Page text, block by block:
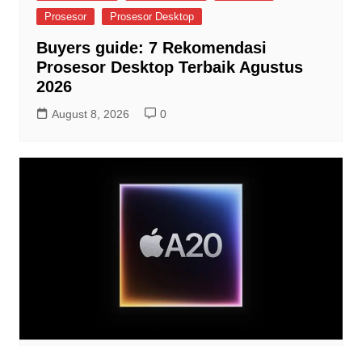
Prosesor
Prosesor Desktop
Buyers guide: 7 Rekomendasi
Prosesor Desktop Terbaik Agustus
2026
August 8, 2026 0